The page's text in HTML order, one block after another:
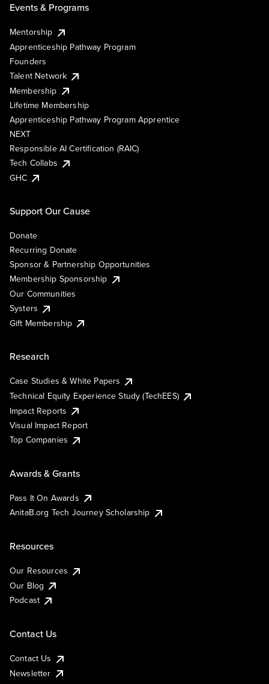
Events & Programs
Mentorship
Apprenticeship Pathway Program
Founders
Talent Network
Membership
Lifetime Membership
Apprenticeship Pathway Program Apprentice
NEXT
Responsible AI Certification (RAIC)
Tech Collabs
GHC
Support Our Cause
Donate
Recurring Donate
Sponsor & Partnership Opportunities
Membership Sponsorship
Our Communities
Systers
Gift Membership
Research
Case Studies & White Papers
Technical Equity Experience Study (TechEES)
Impact Reports
Visual Impact Report
Top Companies
Awards & Grants
Pass It On Awards
AnitaB.org Tech Journey Scholarship
Resources
Our Resources
Our Blog
Podcast
Contact Us
Contact Us
Newsletter